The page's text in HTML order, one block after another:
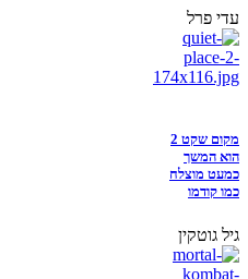
עדי פרל
מקום שקט 2
הוא המשך
כמעט מוצלח
כמו קודמו
גיל גוטקין